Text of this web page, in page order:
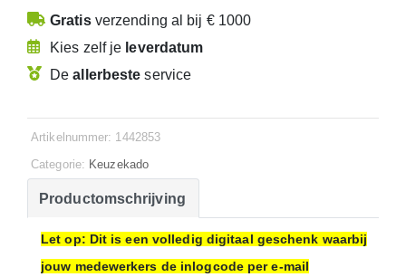
Gratisverzending al bij € 1000
Kies zelf je leverdatum
Deallerbeste service
Artikelnummer: 1442853
Categorie: Keuzekado
Productomschrijving
Let op: Dit is een volledig digitaal geschenk waarbij
jouw medewerkers de inlogcode per e-mail